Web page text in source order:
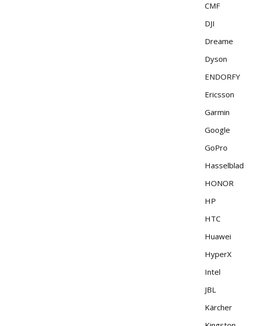
CMF
DJI
Dreame
Dyson
ENDORFY
Ericsson
Garmin
Google
GoPro
Hasselblad
HONOR
HP
HTC
Huawei
HyperX
Intel
JBL
Kärcher